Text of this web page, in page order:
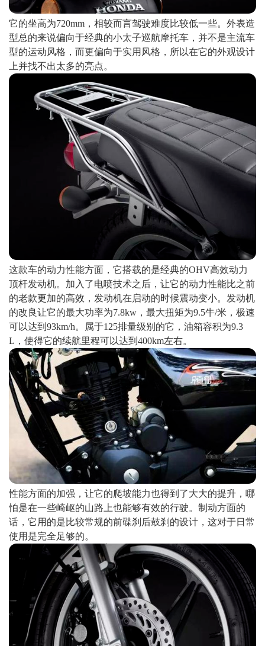
它的坐高为720mm，相较而言驾驶难度比较低一些。外表造
型总的来说偏向于经典的小太子巡航摩托车，并不是主流车
型的运动风格，而更偏向于实用风格，所以在它的外观设计
上并找不出太多的亮点。
这款车的动力性能方面，它搭载的是经典的OHV高效动力
顶杆发动机。加入了电喷技术之后，让它的动力性能比之前
的老款更加的高效，发动机在启动的时候震动变小。发动机
的改良让它的最大功率为7.8kw，最大扭矩为9.5牛/米，极速
可以达到93km/h。属于125排量级别的它，油箱容积为9.3
L，使得它的续航里程可以达到400km左右。
性能方面的加强，让它的爬坡能力也得到了大大的提升，哪
怕是在一些崎岖的山路上也能够有效的行驶。制动方面的
话，它用的是比较常规的前碟刹后鼓刹的设计，这对于日常
使用是完全足够的。